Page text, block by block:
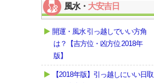
風水・ 大安吉日
開運・風水 引っ越しでいい方角
は？【吉方位・凶方位 2018年
版】
【2018年版】引っ越しにいい日取